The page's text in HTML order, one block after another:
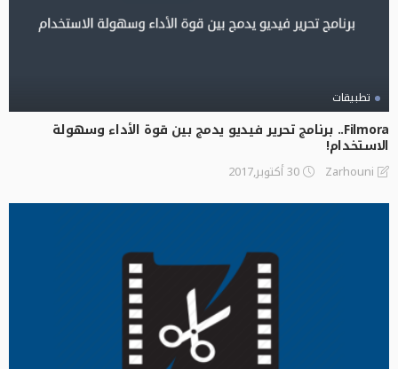
تطبيقات
Filmora.. برنامج تحرير فيديو يدمج بين قوة الأداء وسهولة
الاستخدام!
Zarhouni 30 أكتوبر,2017